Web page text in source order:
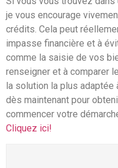
je vous encourage
crédits. Cela peut
impasse financière et à
comme la saisie de vos
renseigner et à comparer
la solution la plus
dès maintenant pour
commencer votre
Cliquez ici!